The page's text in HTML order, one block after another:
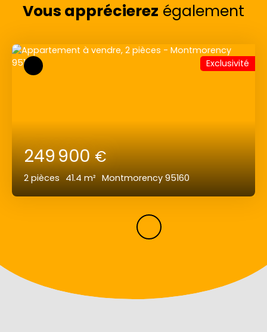
Vous apprécierez également
249 900€
2 pièces 41.4 m² Montmorency 95160
Exclusivité